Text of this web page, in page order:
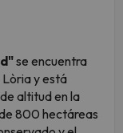
se encuentra
y está
altitud en la
800 hectáreas